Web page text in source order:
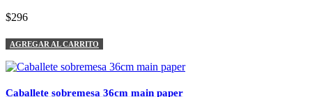
$296
AGREGAR AL CARRITO
Caballete sobremesa 36cm main paper